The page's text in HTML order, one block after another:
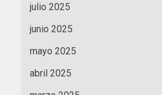
julio 2025
junio 2025
mayo 2025
abril 2025